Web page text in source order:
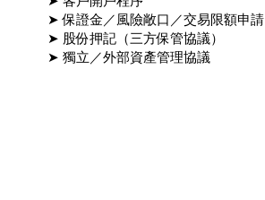
➤ 保證金／風險敞口／交易限額申請
➤ 股份押記（三方保管協議）
➤ 獨立／外部資產管理協議